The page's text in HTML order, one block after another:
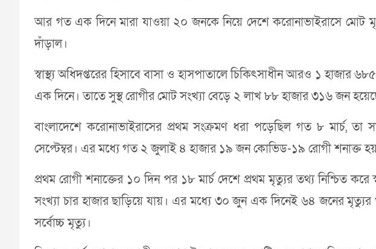
আর গত এক দিনে মারা যাওয়া ২০ জনকে নিয়ে দেশে করোনাভাইরাসে মোট
দাঁড়াল।
স্বাস্থ্য অধিদপ্তরের হিসাবে বাসা ও হাসপাতালে চিকিৎসাধীন আরও ১ হাজার
এক দিনে। তাতে সুস্থ রোগীর মোট সংখ্যা বেড়ে ২ লাখ ৮৮ হাজার ৩১৬ জন
বাংলাদেশে করোনাভাইরাসের প্রথম সংক্রমণ ধরা পড়েছিল গত ৮ মার্চ, তা
সেপ্টেম্বর। এর মধ্যে গত ২ জুলাই ৪ হাজার ১৯ জন কোভিড-১৯ রোগী শনাক্ত হয়,
প্রথম রোগী শনাক্তের ১০ দিন পর ১৮ মার্চ দেশে প্রথম মৃত্যুর তথ্য নিশ্চিত করে
সংখ্যা চার হাজার ছাড়িয়ে যায়। এর মধ্যে ৩০ জুন এক দিনেই ৬৪ জনের
সর্বোচ্চ মৃত্যু।